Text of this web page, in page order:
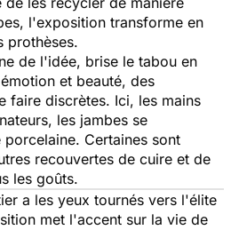
l'exposition transforme en
prothèses.
de l'idée, brise le tabou en
et beauté, des
faire discrètes. Ici, les mains
les jambes se
Certaines sont
recouvertes de cuire et de
les goûts.
a les yeux tournés vers l'élite
met l'accent sur la vie de